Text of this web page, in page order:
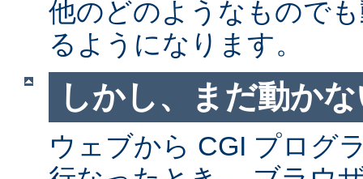
他のどのようなもので
るようになります。
しかし、まだ動か
ウェブから CGI プログ